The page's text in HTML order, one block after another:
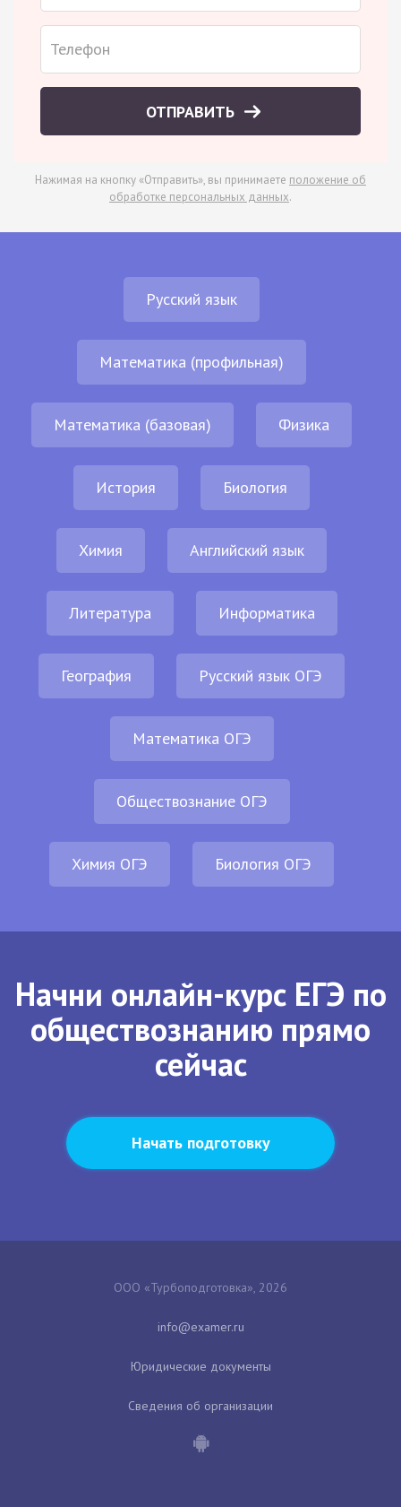
ОТПРАВИТЬ
Нажимая на кнопку «Отправить», вы принимаете положение об
обработке персональных данных.
Русский язык
Математика (профильная)
Математика (базовая) Физика
История Биология
Химия Английский язык
Литература Информатика
География Русский язык ОГЭ
Математика ОГЭ
Обществознание ОГЭ
Химия ОГЭ Биология ОГЭ
Начни онлайн-курс ЕГЭ по
обществознанию прямо
сейчас
Начать подготовку
ООО «Турбоподготовка», 2026
Юридические документы
Сведения об организации